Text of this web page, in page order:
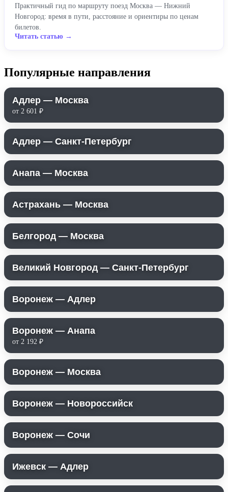
Практичный гид по маршруту поезд Москва — Нижний
Новгород: время в пути, расстояние и ориентиры по ценам
билетов.
Читать статью →
Популярные направления
Адлер — Москва
от 2 601 ₽
Адлер — Санкт-Петербург
Анапа — Москва
Астрахань — Москва
Белгород — Москва
Великий Новгород — Санкт-Петербург
Воронеж — Адлер
Воронеж — Анапа
от 2 192 ₽
Воронеж — Москва
Воронеж — Новороссийск
Воронеж — Сочи
Ижевск — Адлер